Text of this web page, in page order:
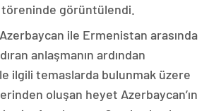
görüntülendi.
Azerbaycan ile Ermenistan arasında
anlaşmanın ardından
ilgili temaslarda bulunmak üzere
oluşan heyet Azerbaycan’ın